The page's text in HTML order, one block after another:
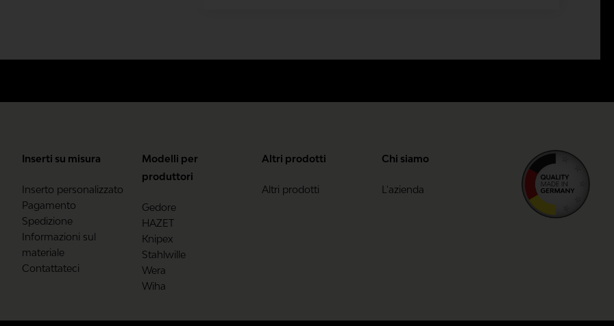
Inserti su misura
Inserto personalizzato
Pagamento
Spedizione
Informazioni sul
materiale
Contattateci
Modelli per
produttori
Gedore
HAZET
Knipex
Stahlwille
Wera
Wiha
Altri prodotti
Altri prodotti
Chi siamo
L'azienda